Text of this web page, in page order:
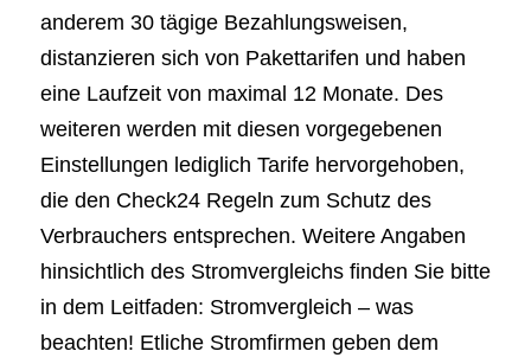
anderem 30 tägige Bezahlungsweisen,
distanzieren sich von Pakettarifen und haben
eine Laufzeit von maximal 12 Monate. Des
weiteren werden mit diesen vorgegebenen
Einstellungen lediglich Tarife hervorgehoben,
die den Check24 Regeln zum Schutz des
Verbrauchers entsprechen. Weitere Angaben
hinsichtlich des Stromvergleichs finden Sie bitte
in dem Leitfaden: Stromvergleich – was
beachten! Etliche Stromfirmen geben dem